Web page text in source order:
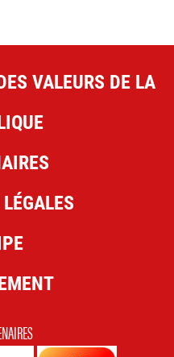
VALEURS DE LA